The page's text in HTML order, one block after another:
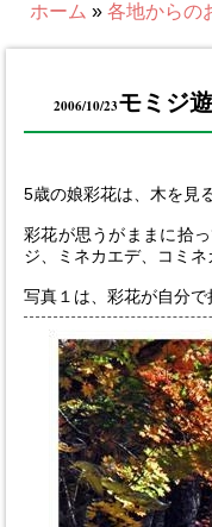
ホーム » 各地からの
2006/10/23モミジ
5歳の娘彩花は、木を見
彩花が思うがままに拾
ジ、ミネカエデ、コミ
写真１は、彩花が自分